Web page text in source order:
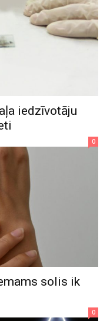
iedzīvotāju
0
solis ik
0